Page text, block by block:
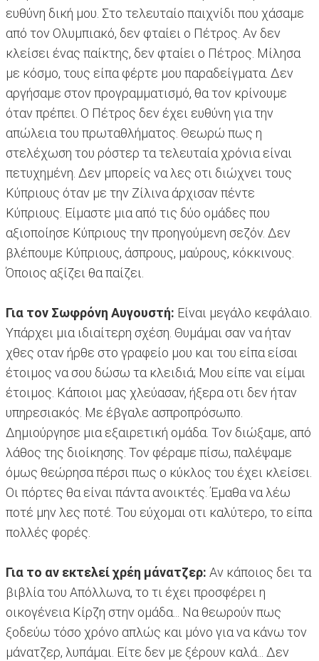
ευθύνη δική μου. Στο τελευταίο παιχνίδι που χάσαμε
από τον Ολυμπιακό, δεν φταίει ο Πέτρος. Αν δεν
κλείσει ένας παίκτης, δεν φταίει ο Πέτρος. Μίλησα
με κόσμο, τους είπα φέρτε μου παραδείγματα. Δεν
αργήσαμε στον προγραμματισμό, θα τον κρίνουμε
όταν πρέπει. Ο Πέτρος δεν έχει ευθύνη για την
απώλεια του πρωταθλήματος. Θεωρώ πως η
στελέχωση του ρόστερ τα τελευταία χρόνια είναι
πετυχημένη. Δεν μπορείς να λες οτι διώχνει τους
Κύπριους όταν με την Ζίλινα άρχισαν πέντε
Κύπριους. Είμαστε μια από τις δύο ομάδες που
αξιοποίησε Κύπριους την προηγούμενη σεζόν. Δεν
βλέπουμε Κύπριους, άσπρους, μαύρους, κόκκινους.
Όποιος αξίζει θα παίζει.
Για τον Σωφρόνη Αυγουστή: Είναι μεγάλο κεφάλαιο.
Υπάρχει μια ιδιαίτερη σχέση. Θυμάμαι σαν να ήταν
χθες οταν ήρθε στο γραφείο μου και του είπα είσαι
έτοιμος να σου δώσω τα κλειδιά; Μου είπε ναι είμαι
έτοιμος. Κάποιοι μας χλεύασαν, ήξερα οτι δεν ήταν
υπηρεσιακός. Με έβγαλε ασπροπρόσωπο.
Δημιούργησε μια εξαιρετική ομάδα. Τον διώξαμε, από
λάθος της διοίκησης. Τον φέραμε πίσω, παλέψαμε
όμως θεώρησα πέρσι πως ο κύκλος του έχει κλείσει.
Οι πόρτες θα είναι πάντα ανοικτές. Έμαθα να λέω
ποτέ μην λες ποτέ. Του εύχομαι οτι καλύτερο, το είπα
πολλές φορές.
Για το αν εκτελεί χρέη μάνατζερ: Αν κάποιος δει τα
βιβλία του Απόλλωνα, το τι έχει προσφέρει η
οικογένεια Κίρζη στην ομάδα... Να θεωρούν πως
ξοδεύω τόσο χρόνο απλώς και μόνο για να κάνω τον
μάνατζερ, λυπάμαι. Είτε δεν με ξέρουν καλά... Δεν